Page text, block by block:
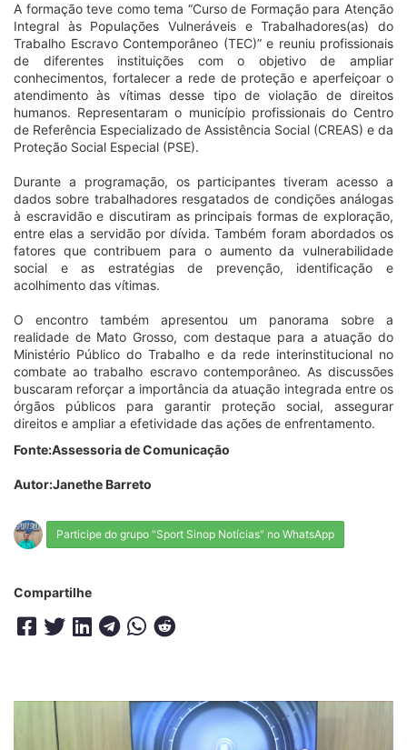
A formação teve como tema “Curso de Formação para Atenção
Integral às Populações Vulneráveis e Trabalhadores(as) do
Trabalho Escravo Contemporâneo (TEC)” e reuniu profissionais
de diferentes instituições com o objetivo de ampliar
conhecimentos, fortalecer a rede de proteção e aperfeiçoar o
atendimento às vítimas desse tipo de violação de direitos
humanos. Representaram o município profissionais do Centro
de Referência Especializado de Assistência Social (CREAS) e da
Proteção Social Especial (PSE).
Durante a programação, os participantes tiveram acesso a
dados sobre trabalhadores resgatados de condições análogas
à escravidão e discutiram as principais formas de exploração,
entre elas a servidão por dívida. Também foram abordados os
fatores que contribuem para o aumento da vulnerabilidade
social e as estratégias de prevenção, identificação e
acolhimento das vítimas.
O encontro também apresentou um panorama sobre a
realidade de Mato Grosso, com destaque para a atuação do
Ministério Público do Trabalho e da rede interinstitucional no
combate ao trabalho escravo contemporâneo. As discussões
buscaram reforçar a importância da atuação integrada entre os
órgãos públicos para garantir proteção social, assegurar
direitos e ampliar a efetividade das ações de enfrentamento.
Fonte:Assessoria de Comunicação
Autor:Janethe Barreto
Participe do grupo "Sport Sinop Notícias" no WhatsApp
Compartilhe